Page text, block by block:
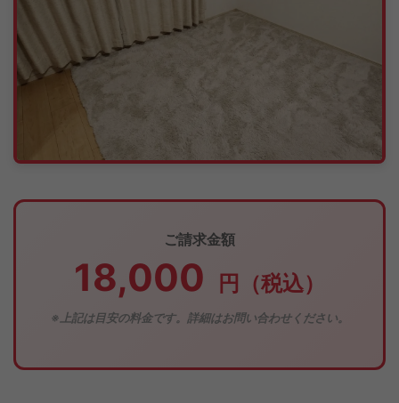
ご請求金額
18,000 円（税込）
※上記は目安の料金です。詳細はお問い合わせください。